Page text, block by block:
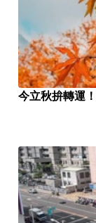
今立秋拚轉運